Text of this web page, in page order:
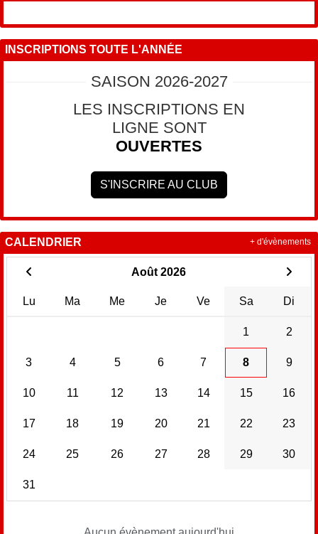
INSCRIPTIONS TOUTE L'ANNÉE
SAISON 2026-2027
LES INSCRIPTIONS EN
LIGNE SONT
OUVERTES
S'INSCRIRE AU CLUB
CALENDRIER
Août 2026
Lu Ma Me Je Ve Sa Di
1 2
3 4 5 6 7 8 9
10 11 12 13 14 15 16
17 18 19 20 21 22 23
24 25 26 27 28 29 30
31
+ d'évènements